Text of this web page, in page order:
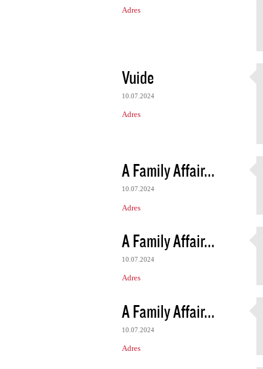
Adres
Vuide
10.07.2024
Adres
A Family Affair...
10.07.2024
Adres
A Family Affair...
10.07.2024
Adres
A Family Affair...
10.07.2024
Adres